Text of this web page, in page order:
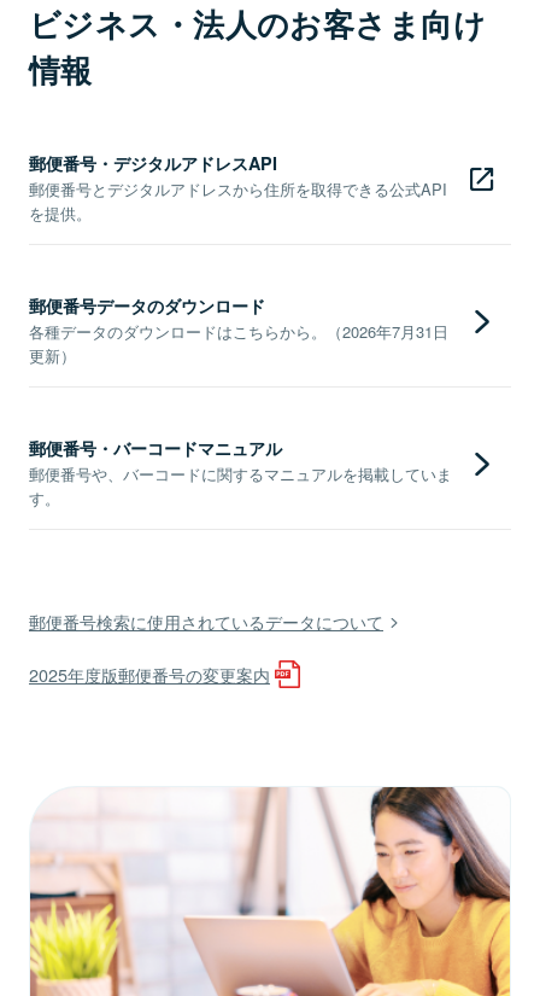
ビジネス・法人のお客さま向け
情報
郵便番号・デジタルアドレスAPI
郵便番号とデジタルアドレスから住所を取得できる公式API
を提供。
郵便番号データのダウンロード
各種データのダウンロードはこちらから。（2026年7月31日
更新）
郵便番号・バーコードマニュアル
郵便番号や、バーコードに関するマニュアルを掲載していま
す。
郵便番号検索に使用されているデータについて
2025年度版郵便番号の変更案内